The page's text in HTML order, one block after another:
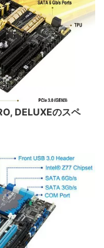
DELUXEのスペ